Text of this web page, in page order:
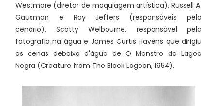
Westmore (diretor de maquiagem artística), Russell A.
Gausman e Ray Jeffers (responsáveis pelo
cenário), Scotty Welbourne, responsável pela
fotografia na água e James Curtis Havens que dirigiu
as cenas debaixo d'água de O Monstro da Lagoa
Negra (Creature from The Black Lagoon, 1954).